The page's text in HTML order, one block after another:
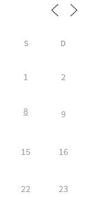
S D
1 2
8 9
15 16
22 23